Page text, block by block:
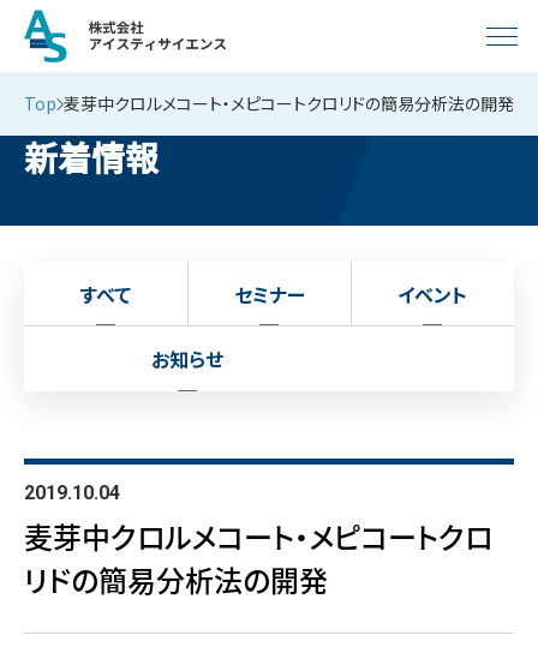
Top 麦芽中クロルメコート・メピコートクロリドの簡易分析法の開発
新着情報
すべて セミナー イベント
お知らせ
2019.10.04
麦芽中クロルメコート・メピコートクロ
リドの簡易分析法の開発